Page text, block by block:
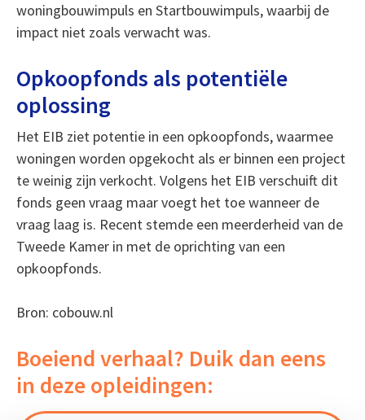
woningbouwimpuls en Startbouwimpuls, waarbij de
impact niet zoals verwacht was.
Opkoopfonds als potentiële
oplossing
Het EIB ziet potentie in een opkoopfonds, waarmee
woningen worden opgekocht als er binnen een project
te weinig zijn verkocht. Volgens het EIB verschuift dit
fonds geen vraag maar voegt het toe wanneer de
vraag laag is. Recent stemde een meerderheid van de
Tweede Kamer in met de oprichting van een
opkoopfonds.
Bron: cobouw.nl
Boeiend verhaal? Duik dan eens
in deze opleidingen: